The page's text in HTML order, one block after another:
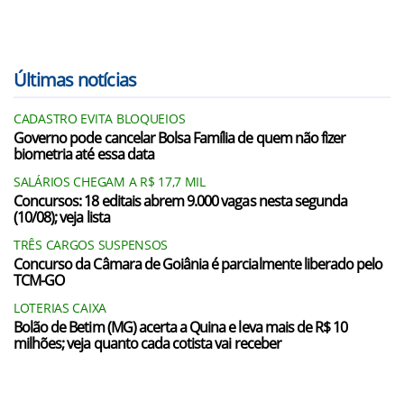
Últimas notícias
CADASTRO EVITA BLOQUEIOS
Governo pode cancelar Bolsa Família de quem não fizer
biometria até essa data
SALÁRIOS CHEGAM A R$ 17,7 MIL
Concursos: 18 editais abrem 9.000 vagas nesta segunda
(10/08); veja lista
TRÊS CARGOS SUSPENSOS
Concurso da Câmara de Goiânia é parcialmente liberado pelo
TCM-GO
LOTERIAS CAIXA
Bolão de Betim (MG) acerta a Quina e leva mais de R$ 10
milhões; veja quanto cada cotista vai receber